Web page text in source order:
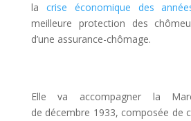
la crise économique des
meilleure protection des
d’une assurance-chômage.
Elle va accompagner la
de décembre 1933, composée de